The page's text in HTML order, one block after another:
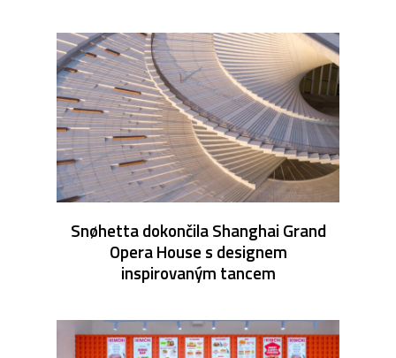
Snøhetta dokončila Shanghai Grand
Opera House s designem
inspirovaným tancem